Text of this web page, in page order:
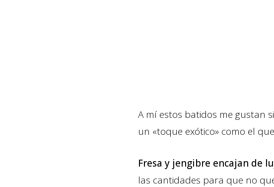
A mí estos batidos me gustan
un «toque exótico» como el
Fresa y jengibre encajan de
las cantidades para que no